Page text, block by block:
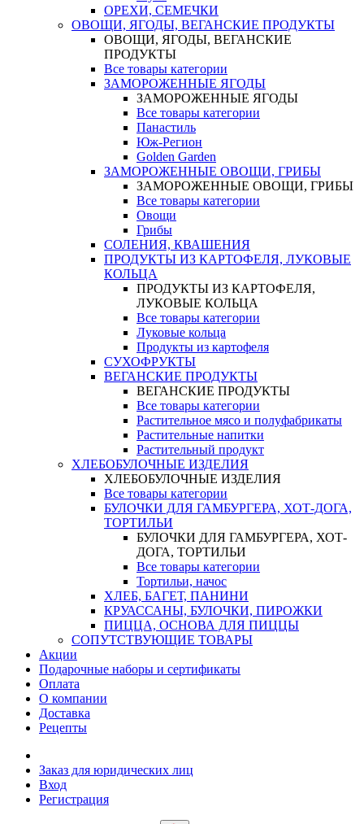
ОРЕХИ, СЕМЕЧКИ
ОВОЩИ, ЯГОДЫ, ВЕГАНСКИЕ ПРОДУКТЫ
ОВОЩИ, ЯГОДЫ, ВЕГАНСКИЕ
ПРОДУКТЫ
Все товары категории
ЗАМОРОЖЕННЫЕ ЯГОДЫ
ЗАМОРОЖЕННЫЕ ЯГОДЫ
Все товары категории
Панастиль
Юж-Регион
Golden Garden
ЗАМОРОЖЕННЫЕ ОВОЩИ, ГРИБЫ
ЗАМОРОЖЕННЫЕ ОВОЩИ, ГРИБЫ
Все товары категории
Овощи
Грибы
СОЛЕНИЯ, КВАШЕНИЯ
ПРОДУКТЫ ИЗ КАРТОФЕЛЯ, ЛУКОВЫЕ
КОЛЬЦА
ПРОДУКТЫ ИЗ КАРТОФЕЛЯ,
ЛУКОВЫЕ КОЛЬЦА
Все товары категории
Луковые кольца
Продукты из картофеля
СУХОФРУКТЫ
ВЕГАНСКИЕ ПРОДУКТЫ
ВЕГАНСКИЕ ПРОДУКТЫ
Все товары категории
Растительное мясо и полуфабрикаты
Растительные напитки
Растительный продукт
ХЛЕБОБУЛОЧНЫЕ ИЗДЕЛИЯ
ХЛЕБОБУЛОЧНЫЕ ИЗДЕЛИЯ
Все товары категории
БУЛОЧКИ ДЛЯ ГАМБУРГЕРА, ХОТ-ДОГА,
ТОРТИЛЬИ
БУЛОЧКИ ДЛЯ ГАМБУРГЕРА, ХОТ-
ДОГА, ТОРТИЛЬИ
Все товары категории
Тортильи, начос
ХЛЕБ, БАГЕТ, ПАНИНИ
КРУАССАНЫ, БУЛОЧКИ, ПИРОЖКИ
ПИЦЦА, ОСНОВА ДЛЯ ПИЦЦЫ
СОПУТСТВУЮЩИЕ ТОВАРЫ
Акции
Подарочные наборы и сертификаты
Оплата
О компании
Доставка
Рецепты
Заказ для юридических лиц
Вход
Регистрация